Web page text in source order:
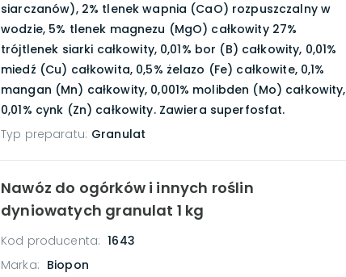
siarczanów), 2% tlenek wapnia (CaO) rozpuszczalny w
wodzie, 5% tlenek magnezu (MgO) całkowity 27%
trójtlenek siarki całkowity, 0,01% bor (B) całkowity, 0,01%
miedź (Cu) całkowita, 0,5% żelazo (Fe) całkowite, 0,1%
mangan (Mn) całkowity, 0,001% molibden (Mo) całkowity,
0,01% cynk (Zn) całkowity. Zawiera superfosfat.
Typ preparatu: Granulat
Nawóz do ogórków i innych roślin
dyniowatych granulat 1 kg
Kod producenta: 1643
Marka: Biopon